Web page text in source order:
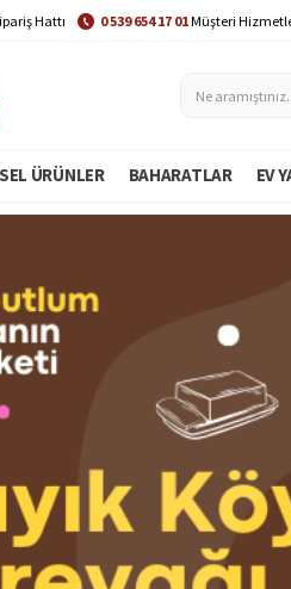
Hattı 0 539 654 17 01Müşteri
ÜRÜNLER BAHARATLAR EV